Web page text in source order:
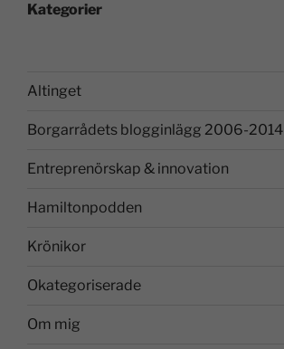
Kategorier
Altinget
Borgarrådets blogginlägg 2006-2014
Entreprenörskap & innovation
Hamiltonpodden
Krönikor
Okategoriserade
Om mig